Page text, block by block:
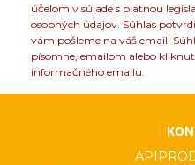
účelom v súlade s platnou
osobných údajov. Súhlas
vám pošleme na váš email.
písomne, emailom alebo
informačného emailu.